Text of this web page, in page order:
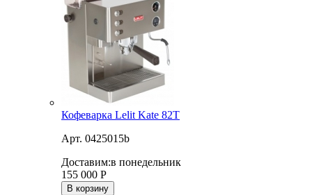
Кофеварка Lelit Kate 82T
Арт. 0425015b
Доставим:в понедельник
155 000 Р
В корзину